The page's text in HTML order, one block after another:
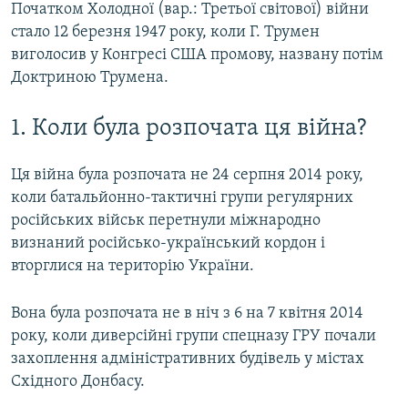
Початком Холодної (вар.: Третьої світової) війни
стало 12 березня 1947 року, коли Г. Трумен
виголосив у Конгресі США промову, названу потім
Доктриною Трумена.
1. Коли була розпочата ця війна?
Ця війна була розпочата не 24 серпня 2014 року,
коли батальйонно-тактичні групи регулярних
російських військ перетнули міжнародно
визнаний російсько-український кордон і
вторглися на територію України.
Вона була розпочата не в ніч з 6 на 7 квітня 2014
року, коли диверсійні групи спецназу ГРУ почали
захоплення адміністративних будівель у містах
Східного Донбасу.